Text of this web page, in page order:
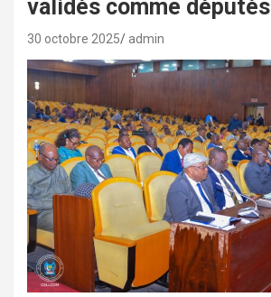
validés comme députés
30 octobre 2025 admin